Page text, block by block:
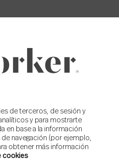
de Colorker
contenidos e información comercial
de terceros, de sesión y
y para mostrarte
en base a la información
navegación (por ejemplo,
obtener más información
cookies